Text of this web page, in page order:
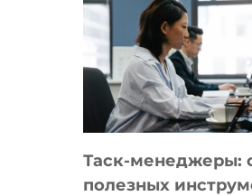
НОВЫЕ
ПРЕДМЕТЫ
ПО
ИНТЕЛЛЕКТУ
Таск-менеджеры:
полезных